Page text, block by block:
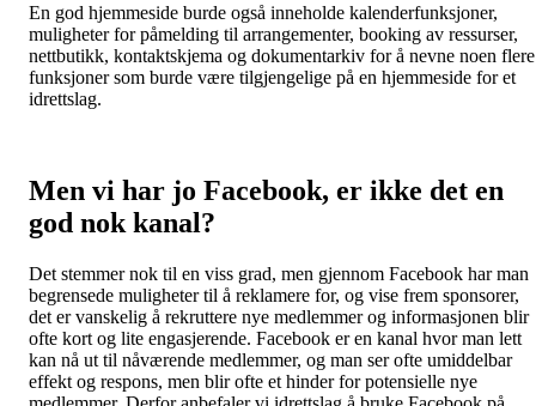
En god hjemmeside burde også inneholde kalenderfunksjoner,
muligheter for påmelding til arrangementer, booking av ressurser,
nettbutikk, kontaktskjema og dokumentarkiv for å nevne noen flere
funksjoner som burde være tilgjengelige på en hjemmeside for et
idrettslag.
Men vi har jo Facebook, er ikke det en
god nok kanal?
Det stemmer nok til en viss grad, men gjennom Facebook har man
begrensede muligheter til å reklamere for, og vise frem sponsorer,
det er vanskelig å rekruttere nye medlemmer og informasjonen blir
ofte kort og lite engasjerende. Facebook er en kanal hvor man lett
kan nå ut til nåværende medlemmer, og man ser ofte umiddelbar
effekt og respons, men blir ofte et hinder for potensielle nye